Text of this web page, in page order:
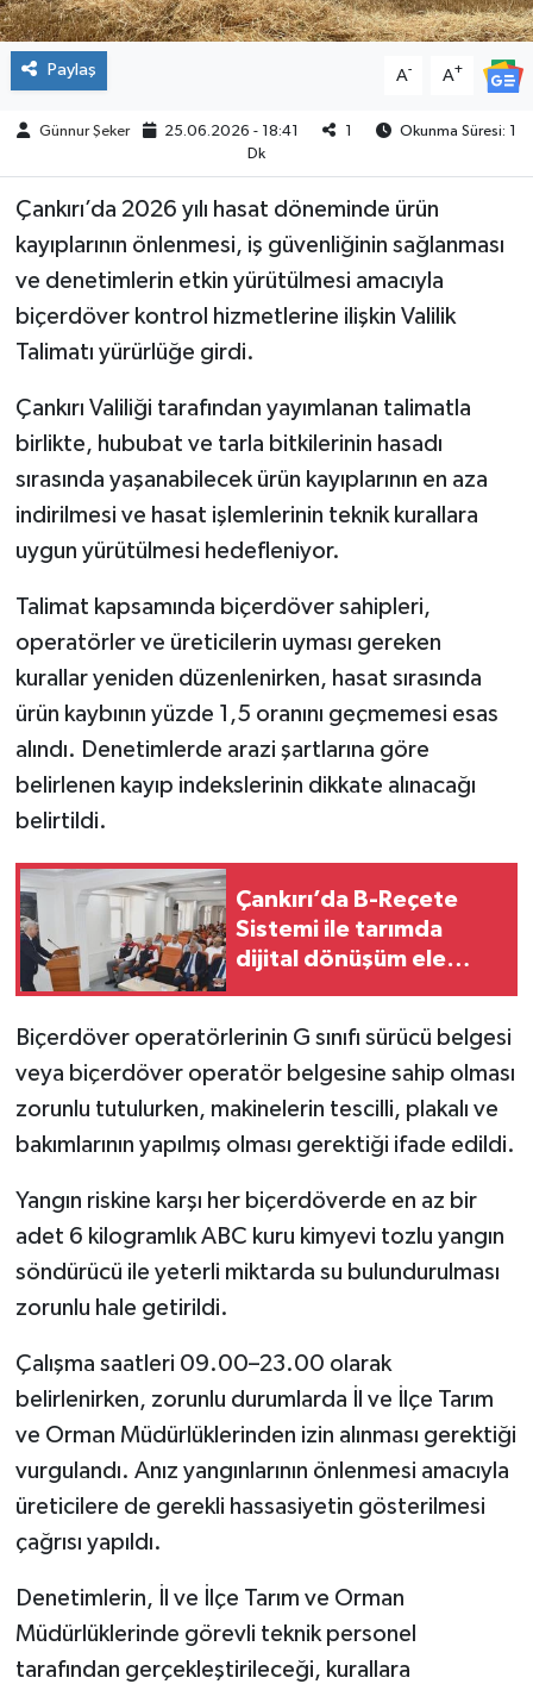
Paylaş A- A+
Günnur Şeker 25.06.2026 - 18:41
Okunma Süresi: 1
Dk
Çankırı’da 2026 yılı hasat döneminde ürün
kayıplarının önlenmesi, iş güvenliğinin sağlanması
ve denetimlerin etkin yürütülmesi amacıyla
biçerdöver kontrol hizmetlerine ilişkin Valilik
Talimatı yürürlüğe girdi.
Çankırı Valiliği tarafından yayımlanan talimatla
birlikte, hububat ve tarla bitkilerinin hasadı
sırasında yaşanabilecek ürün kayıplarının en aza
indirilmesi ve hasat işlemlerinin teknik kurallara
uygun yürütülmesi hedefleniyor.
Talimat kapsamında biçerdöver sahipleri,
operatörler ve üreticilerin uyması gereken
kurallar yeniden düzenlenirken, hasat sırasında
ürün kaybının yüzde 1,5 oranını geçmemesi esas
alındı. Denetimlerde arazi şartlarına göre
belirlenen kayıp indekslerinin dikkate alınacağı
belirtildi.
Çankırı’da B-Reçete
Sistemi ile tarımda
dijital dönüşüm ele
Biçerdöver operatörlerinin G sınıfı sürücü belgesi
veya biçerdöver operatör belgesine sahip olması
zorunlu tutulurken, makinelerin tescilli, plakalı ve
bakımlarının yapılmış olması gerektiği ifade edildi.
Yangın riskine karşı her biçerdöverde en az bir
adet 6 kilogramlık ABC kuru kimyevi tozlu yangın
söndürücü ile yeterli miktarda su bulundurulması
zorunlu hale getirildi.
Çalışma saatleri 09.00–23.00 olarak
belirlenirken, zorunlu durumlarda İl ve İlçe Tarım
ve Orman Müdürlüklerinden izin alınması gerektiği
vurgulandı. Anız yangınlarının önlenmesi amacıyla
üreticilere de gerekli hassasiyetin gösterilmesi
çağrısı yapıldı.
Denetimlerin, İl ve İlçe Tarım ve Orman
Müdürlüklerinde görevli teknik personel
tarafından gerçekleştirileceği, kurallara
MAGAZİN
VEFAT
BÖLGE
TÜRKİYE
DÜNYA